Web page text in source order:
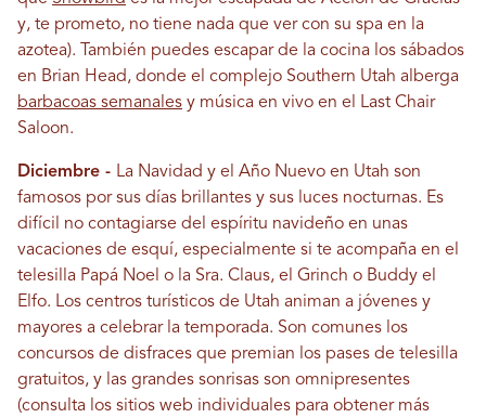
y, te prometo, no tiene nada que ver con su spa en la
azotea). También puedes escapar de la cocina los sábados
en Brian Head, donde el complejo Southern Utah alberga
barbacoas semanales y música en vivo en el Last Chair
Saloon.
Diciembre - La Navidad y el Año Nuevo en Utah son
famosos por sus días brillantes y sus luces nocturnas. Es
difícil no contagiarse del espíritu navideño en unas
vacaciones de esquí, especialmente si te acompaña en el
telesilla Papá Noel o la Sra. Claus, el Grinch o Buddy el
Elfo. Los centros turísticos de Utah animan a jóvenes y
mayores a celebrar la temporada. Son comunes los
concursos de disfraces que premian los pases de telesilla
gratuitos, y las grandes sonrisas son omnipresentes
(consulta los sitios web individuales para obtener más